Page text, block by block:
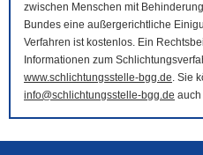
zwischen Menschen mit
Bundes eine außergerichtliche
Verfahren ist kostenlos. Ein
Informationen zum
www.schlichtungsstelle-bgg.de. Sie
info@schlichtungsstelle-bgg.de